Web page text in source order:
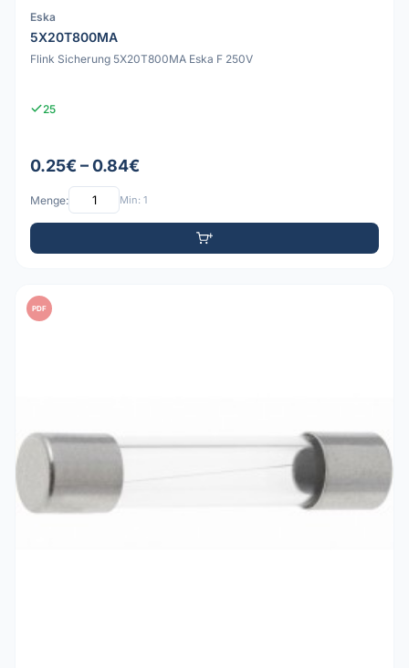
Eska
5X20T800MA
Flink Sicherung 5X20T800MA Eska F 250V
25
0.25€ – 0.84€
Menge: Min: 1
PDF